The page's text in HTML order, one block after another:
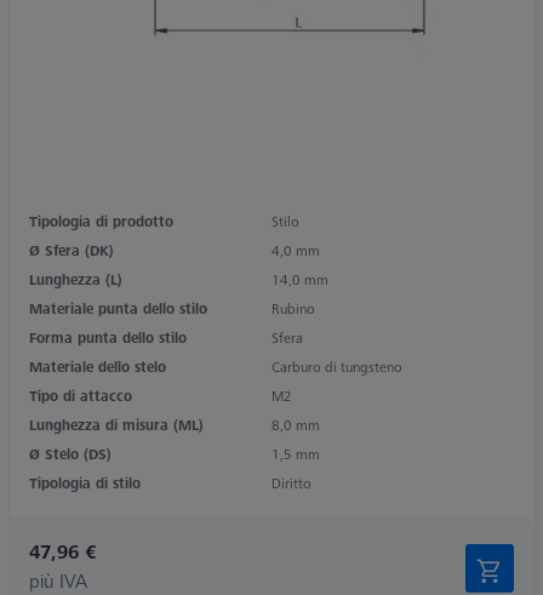
Tipologia di prodotto
Stilo
Ø Sfera (DK)
4,0 mm
Lunghezza (L)
14,0 mm
Materiale punta dello stilo
Rubino
Forma punta dello stilo
Sfera
Materiale dello stelo
Carburo di tungsteno
Tipo di attacco
M2
Lunghezza di misura (ML)
8,0 mm
Ø Stelo (DS)
1,5 mm
Tipologia di stilo
Diritto
47,96 €
più IVA